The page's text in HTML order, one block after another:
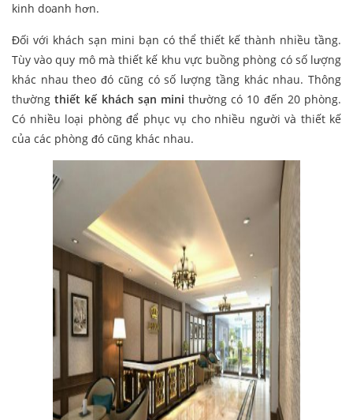
kinh doanh hơn.
Đối với khách sạn mini bạn có thể thiết kế thành nhiều tầng.
Tùy vào quy mô mà thiết kế khu vực buồng phòng có số lượng
khác nhau theo đó cũng có số lượng tầng khác nhau. Thông
thườngthiết kế khách sạn mini thường có 10 đến 20 phòng.
Có nhiều loại phòng để phục vụ cho nhiều người và thiết kế
của các phòng đó cũng khác nhau.